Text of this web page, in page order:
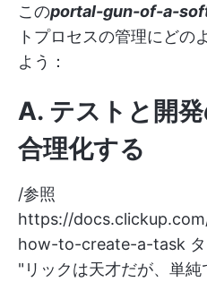
このportal-gun-of-a-
トプロセスの管理にどの
よう：
A. テストと開
合理化する
/参照
https://
how-to-create-a-task
"リックは天才だが、単